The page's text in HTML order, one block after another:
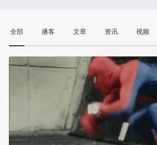
全部 播客 文章 资讯 视频